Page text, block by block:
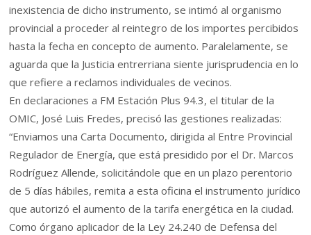
inexistencia de dicho instrumento, se intimó al organismo
provincial a proceder al reintegro de los importes percibidos
hasta la fecha en concepto de aumento. Paralelamente, se
aguarda que la Justicia entrerriana siente jurisprudencia en lo
que refiere a reclamos individuales de vecinos.
En declaraciones a FM Estación Plus 94.3, el titular de la
OMIC, José Luis Fredes, precisó las gestiones realizadas:
“Enviamos una Carta Documento, dirigida al Entre Provincial
Regulador de Energía, que está presidido por el Dr. Marcos
Rodríguez Allende, solicitándole que en un plazo perentorio
de 5 días hábiles, remita a esta oficina el instrumento jurídico
que autorizó el aumento de la tarifa energética en la ciudad.
Como órgano aplicador de la Ley 24.240 de Defensa del